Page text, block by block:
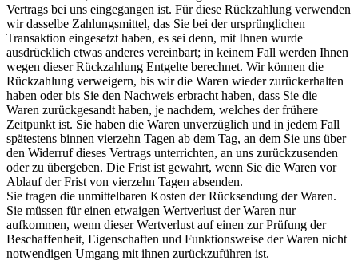
Vertrags bei uns eingegangen ist. Für diese Rückzahlung verwenden
wir dasselbe Zahlungsmittel, das Sie bei der ursprünglichen
Transaktion eingesetzt haben, es sei denn, mit Ihnen wurde
ausdrücklich etwas anderes vereinbart; in keinem Fall werden Ihnen
wegen dieser Rückzahlung Entgelte berechnet. Wir können die
Rückzahlung verweigern, bis wir die Waren wieder zurückerhalten
haben oder bis Sie den Nachweis erbracht haben, dass Sie die
Waren zurückgesandt haben, je nachdem, welches der frühere
Zeitpunkt ist. Sie haben die Waren unverzüglich und in jedem Fall
spätestens binnen vierzehn Tagen ab dem Tag, an dem Sie uns über
den Widerruf dieses Vertrags unterrichten, an uns zurückzusenden
oder zu übergeben. Die Frist ist gewahrt, wenn Sie die Waren vor
Ablauf der Frist von vierzehn Tagen absenden.
Sie tragen die unmittelbaren Kosten der Rücksendung der Waren.
Sie müssen für einen etwaigen Wertverlust der Waren nur
aufkommen, wenn dieser Wertverlust auf einen zur Prüfung der
Beschaffenheit, Eigenschaften und Funktionsweise der Waren nicht
notwendigen Umgang mit ihnen zurückzuführen ist.